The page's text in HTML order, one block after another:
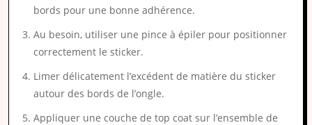
bords pour une bonne adhérence.
Au besoin, utiliser une pince à épiler pour positionner
correctement le sticker.
Limer délicatement l’excédent de matière du sticker
autour des bords de l’ongle.
Appliquer une couche de top coat sur l’ensemble de